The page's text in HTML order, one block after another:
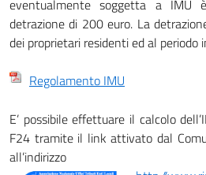
eventualmente soggetta a IMU
detrazione di 200 euro. La
dei proprietari residenti ed al periodo
Regolamento IMU
E’ possibile effettuare il calcolo
F24 tramite il link attivato dal
all’indirizzo